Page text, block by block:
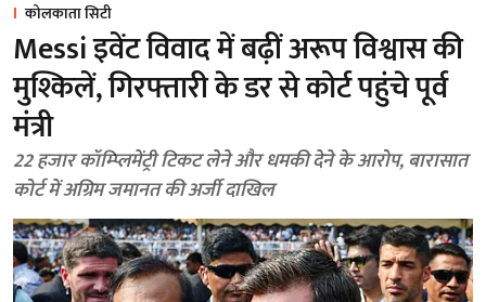
कोलकाता सिटी
Messi इवेंट विवाद में बढ़ीं अरूप विश्वास की
मुश्किलें, गिरफ्तारी के डर से कोर्ट पहुंचे पूर्व
मंत्री
22 हजार कॉम्प्लिमेंट्री टिकट लेने और धमकी देने के आरोप, बारासात
कोर्ट में अग्रिम जमानत की अर्जी दाखिल